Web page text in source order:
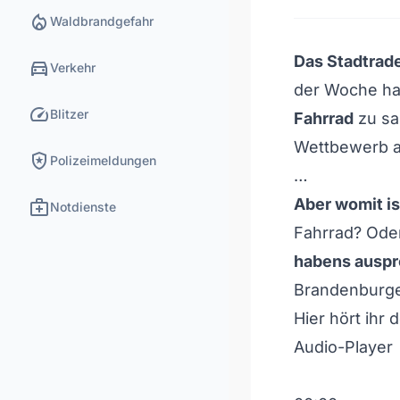
local_fire_department Waldbrandgefahr
directions_carVerkehr
speedBlitzer
local_police Polizeimeldungen
medical_servicesNotdienste
Das
der Woche
Fahrrad zu
Wettbewerb
…
Aber womit
Fahrrad?
habens
Hier hört ihr
Audio-Player